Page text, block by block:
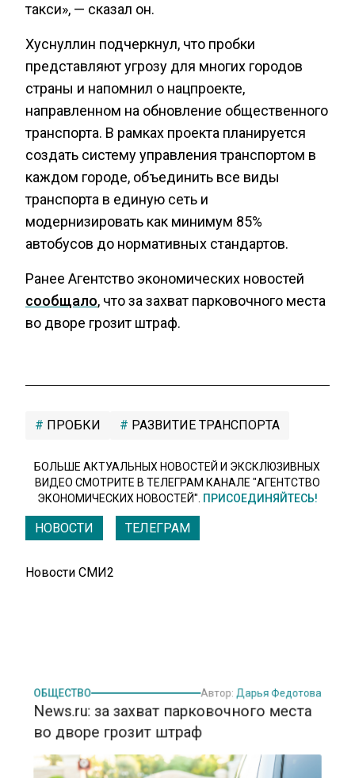
такси», — сказал он.
Хуснуллин подчеркнул, что пробки
представляют угрозу для многих городов
страны и напомнил о нацпроекте,
направленном на обновление общественного
транспорта. В рамках проекта планируется
создать систему управления транспортом в
каждом городе, объединить все виды
транспорта в единую сеть и
модернизировать как минимум 85%
автобусов до нормативных стандартов.
Ранее Агентство экономических новостей
сообщало, что за захват парковочного места
во дворе грозит штраф.
ПРОБКИ РАЗВИТИЕ ТРАНСПОРТА
БОЛЬШЕ АКТУАЛЬНЫХ НОВОСТЕЙ И ЭКСКЛЮЗИВНЫХ
ВИДЕО СМОТРИТЕ В ТЕЛЕГРАМ КАНАЛЕ "АГЕНТСТВО
ЭКОНОМИЧЕСКИХ НОВОСТЕЙ". ПРИСОЕДИНЯЙТЕСЬ!
НОВОСТИ ТЕЛЕГРАМ
Новости СМИ2
во дворе грозит штраф